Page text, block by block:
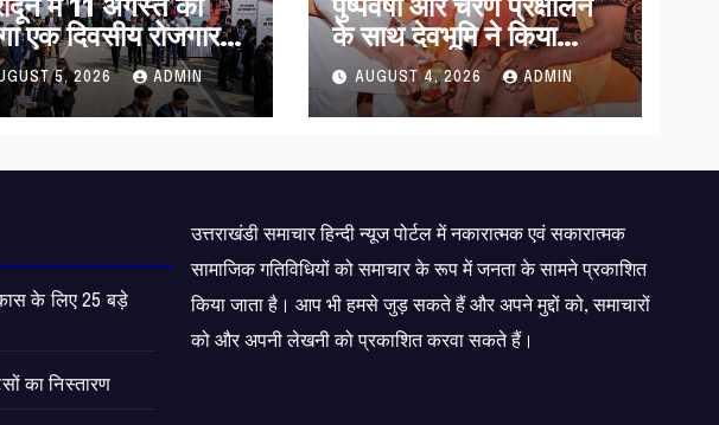
एक दिवसीय रोजगार
559 पदों पर होगी भर्ती
5, 2026 ADMIN
के साथ देवभूमि ने किया
शिवभक्त कांवड़ियों का
अभिनंदन,मुख्यमंत्री ने
स्वास्थ्य सेवा शिविर का किया
हाथों से परोसा भोजन
AUGUST 4, 2026 ADMIN
के लिए 25 बड़े
का निस्तारण
उत्तराखंडी समाचार हिन्दी न्यूज पोर्टल में नकारात्मक एवं सकारात्मक
सामाजिक गतिविधियों को समाचार के रूप में जनता के सामने प्रकाशित
किया जाता है। आप भी हमसे जुड़ सकते हैं और अपने मुद्दों को, समाचारों
को और अपनी लेखनी को प्रकाशित करवा सकते हैं।